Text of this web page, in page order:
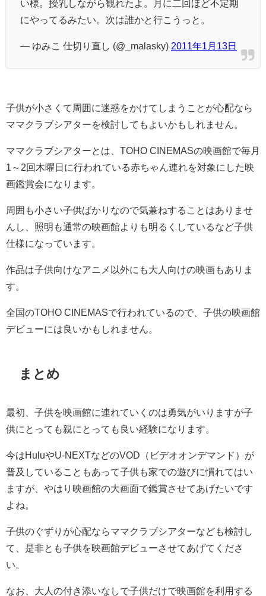
い様。授乳しながら観れたよ。月に二回ほど不定期
にやってるみたい。次は誰かと行こうっと。
— ゆみこ 仕切り直し (@_malasky) 2011年1月13日
子供が小さくて周囲に迷惑をかけてしまうことが心配なら
ママクラブシアターを検討してもよいかもしれません。
ママクラブシアターとは、TOHO CINEMASの映画館で毎月
1～2回木曜日に行われている赤ちゃん連れを対象にした映
画鑑賞会になります。
周囲も小さい子供ばかりなので気兼ねすることはありませ
んし、照明も通常の映画館よりも明るくしているなど子供
仕様になっています。
作品は子供向けなアニメ以外にも大人向けの映画もありま
す。
全国のTOHO CINEMASで行われているので、子供の映画館
デビューには良いかもしれません。
まとめ
最初、子供を映画館に連れていくのは勇気がいりますが子
供にとっても親にとっても良い経験になります。
今はHuluやU-NEXTなどのVOD（ビデオオンデマンド）が
普及していることもあって子供も家での遊びに慣れてはい
ますが、やはり映画館の大画面で鑑賞させてあげたいです
よね。
子供のぐずりが心配ならママクラブシアターなども検討し
て、是非とも子供を映画館デビューさせてあげてくださ
い。
なお、大人の付き添いなしで子供だけで映画館を利用する